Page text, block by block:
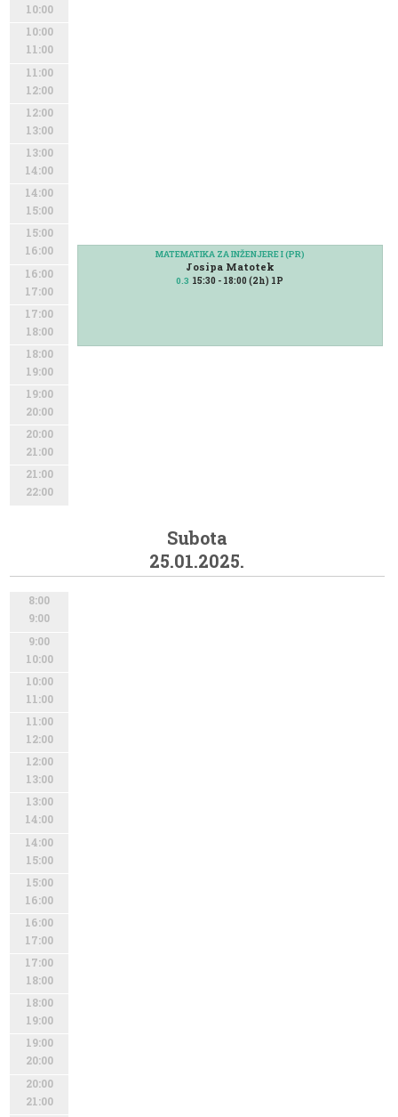
10:00
10:00
11:00
11:00
12:00
12:00
13:00
13:00
14:00
14:00
15:00
15:00
16:00
16:00
17:00
17:00
18:00
18:00
19:00
19:00
20:00
20:00
21:00
21:00
22:00
MATEMATIKA ZA INŽENJERE I (PR)
Josipa Matotek
0.3 15:30 - 18:00 (2h) 1P
Subota
25.01.2025.
8:00
9:00
9:00
10:00
10:00
11:00
11:00
12:00
12:00
13:00
13:00
14:00
14:00
15:00
15:00
16:00
16:00
17:00
17:00
18:00
18:00
19:00
19:00
20:00
20:00
21:00